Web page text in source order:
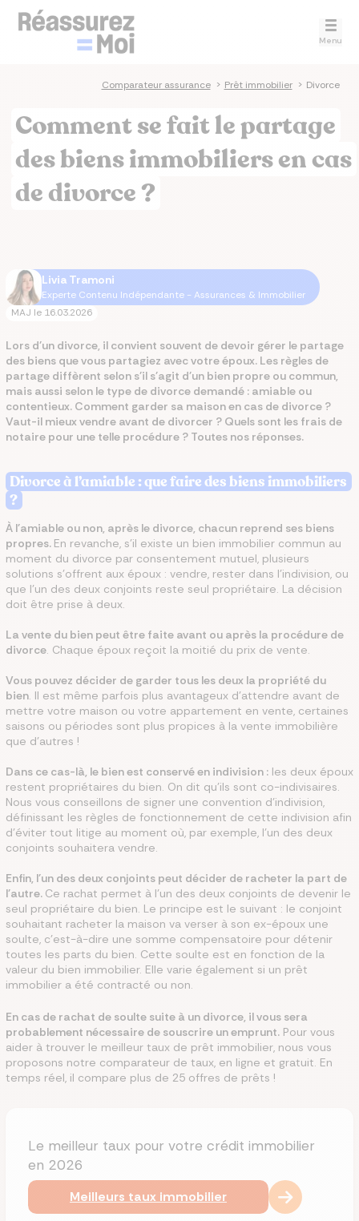
Menu
Comparateur assurance > Prêt immobilier > Divorce
Comment se fait le partage
des biens immobiliers en cas
de divorce ?
Livia Tramoni
Experte Contenu Indépendante - Assurances & Immobilier
MAJ le 16.03.2026
Lors d'un divorce, il convient souvent de devoir gérer le partage
des biens que vous partagiez avec votre époux. Les règles de
partage diffèrent selon s'il s'agit d'un bien propre ou commun,
mais aussi selon le type de divorce demandé : amiable ou
contentieux. Comment garder sa maison en cas de divorce ?
Vaut-il mieux vendre avant de divorcer ? Quels sont les frais de
notaire pour une telle procédure ? Toutes nos réponses.
Divorce à l’amiable : que faire des biens immobiliers
?
À l'amiable ou non, après le divorce, chacun reprend ses biens
propres. En revanche, s'il existe un bien immobilier commun au
moment du divorce par consentement mutuel, plusieurs
solutions s'offrent aux époux : vendre, rester dans l'indivision, ou
que l'un des deux conjoints reste seul propriétaire. La décision
doit être prise à deux.
La vente du bien peut être faite avant ou après la procédure de
divorce. Chaque époux reçoit la moitié du prix de vente.
Vous pouvez décider de garder tous les deux la propriété du
bien. Il est même parfois plus avantageux d'attendre avant de
mettre votre maison ou votre appartement en vente, certaines
saisons ou périodes sont plus propices à la vente immobilière
que d'autres !
Dans ce cas-là, le bien est conservé en indivision : les deux époux
restent propriétaires du bien. On dit qu'ils sont co-indivisaires.
Nous vous conseillons de signer une convention d'indivision,
définissant les règles de fonctionnement de cette indivision afin
d'éviter tout litige au moment où, par exemple, l'un des deux
conjoints souhaitera vendre.
Enfin, l'un des deux conjoints peut décider de racheter la part de
l'autre. Ce rachat permet à l'un des deux conjoints de devenir le
seul propriétaire du bien. Le principe est le suivant : le conjoint
souhaitant racheter la maison va verser à son ex-époux une
soulte, c'est-à-dire une somme compensatoire pour détenir
toutes les parts du bien. Cette soulte est en fonction de la
valeur du bien immobilier. Elle varie également si un prêt
immobilier a été contracté ou non.
En cas de rachat de soulte suite à un divorce, il vous sera
probablement nécessaire de souscrire un emprunt. Pour vous
aider à trouver le meilleur taux de prêt immobilier, nous vous
proposons notre comparateur de taux, en ligne et gratuit. En
temps réel, il compare plus de 25 offres de prêts !
Le meilleur taux pour votre crédit immobilier
en 2026
Meilleurs taux immobilier